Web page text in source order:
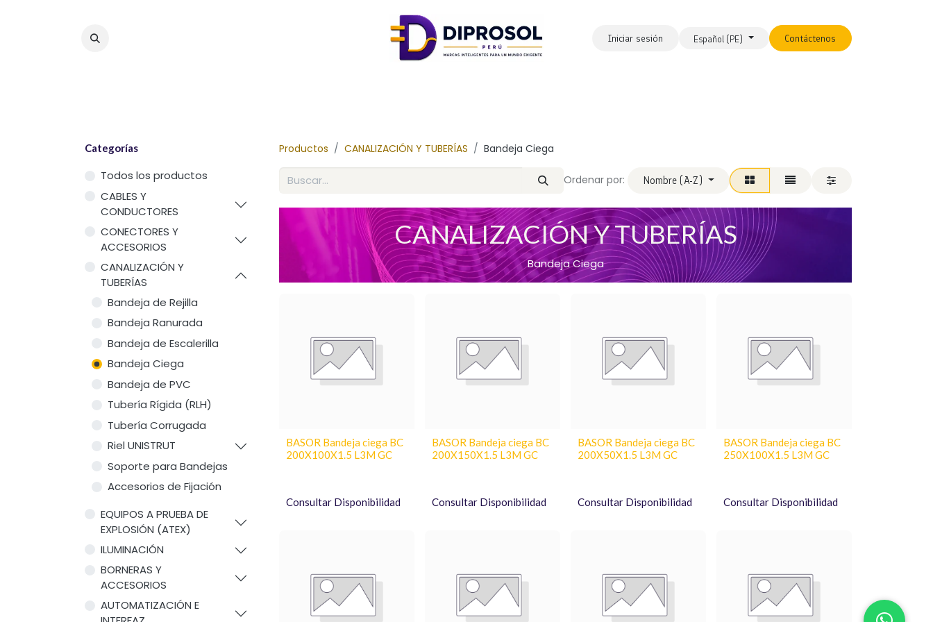
Iniciar sesión Español (PE) Contáctenos
Categorías
Todos los productos
CABLES Y
CONDUCTORES
CONECTORES Y
ACCESORIOS
CANALIZACIÓN Y
TUBERÍAS
Bandeja de Rejilla
Bandeja Ranurada
Bandeja de Escalerilla
Bandeja Ciega
Bandeja de PVC
Tubería Rígida (RLH)
Tubería Corrugada
Riel UNISTRUT
Soporte para Bandejas
Accesorios de Fijación
EQUIPOS A PRUEBA DE
EXPLOSIÓN (ATEX)
ILUMINACIÓN
BORNERAS Y
ACCESORIOS
AUTOMATIZACIÓN E
Productos CANALIZACIÓN Y TUBERÍAS Bandeja Ciega
Ordenar por: Nombre (A-Z)
CANALIZACIÓN Y TUBERÍAS
Bandeja Ciega
BASOR Bandeja ciega BC
200X100X1.5 L3M GC
Consultar Disponibilidad
BASOR Bandeja ciega BC
200X150X1.5 L3M GC
Consultar Disponibilidad
BASOR Bandeja ciega BC
200X50X1.5 L3M GC
Consultar Disponibilidad
BASOR Bandeja ciega BC
250X100X1.5 L3M GC
Consultar Disponibilidad